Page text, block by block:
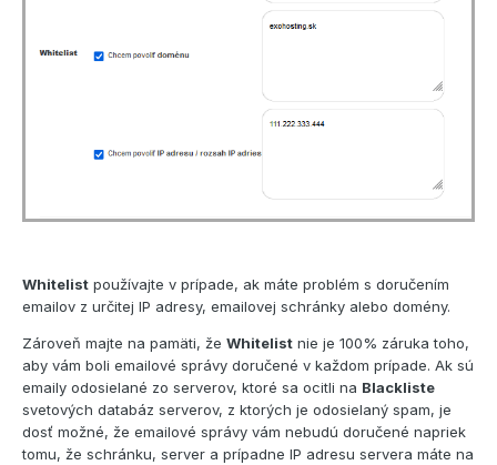
Whitelist používajte v prípade, ak máte problém s doručením
emailov z určitej IP adresy, emailovej schránky alebo domény.
Zároveň majte na pamäti, že Whitelist nie je 100% záruka toho,
aby vám boli emailové správy doručené v každom prípade. Ak sú
emaily odosielané zo serverov, ktoré sa ocitli na Blackliste
svetových databáz serverov, z ktorých je odosielaný spam, je
dosť možné, že emailové správy vám nebudú doručené napriek
tomu, že schránku, server a prípadne IP adresu servera máte na